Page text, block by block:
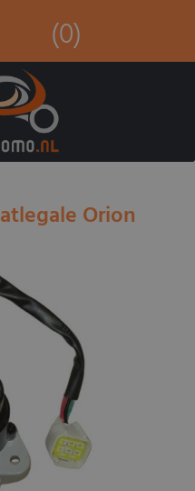
(0)
Orion